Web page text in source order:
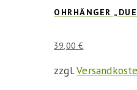
OHRHÄNGER
39,00€
zzgl.